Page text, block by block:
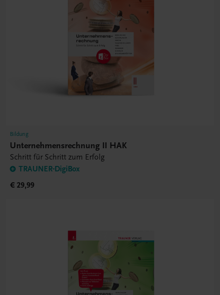
Bildung
Unternehmensrechnung II HAK
Schritt für Schritt zum Erfolg
TRAUNER-DigiBox
€ 29,99